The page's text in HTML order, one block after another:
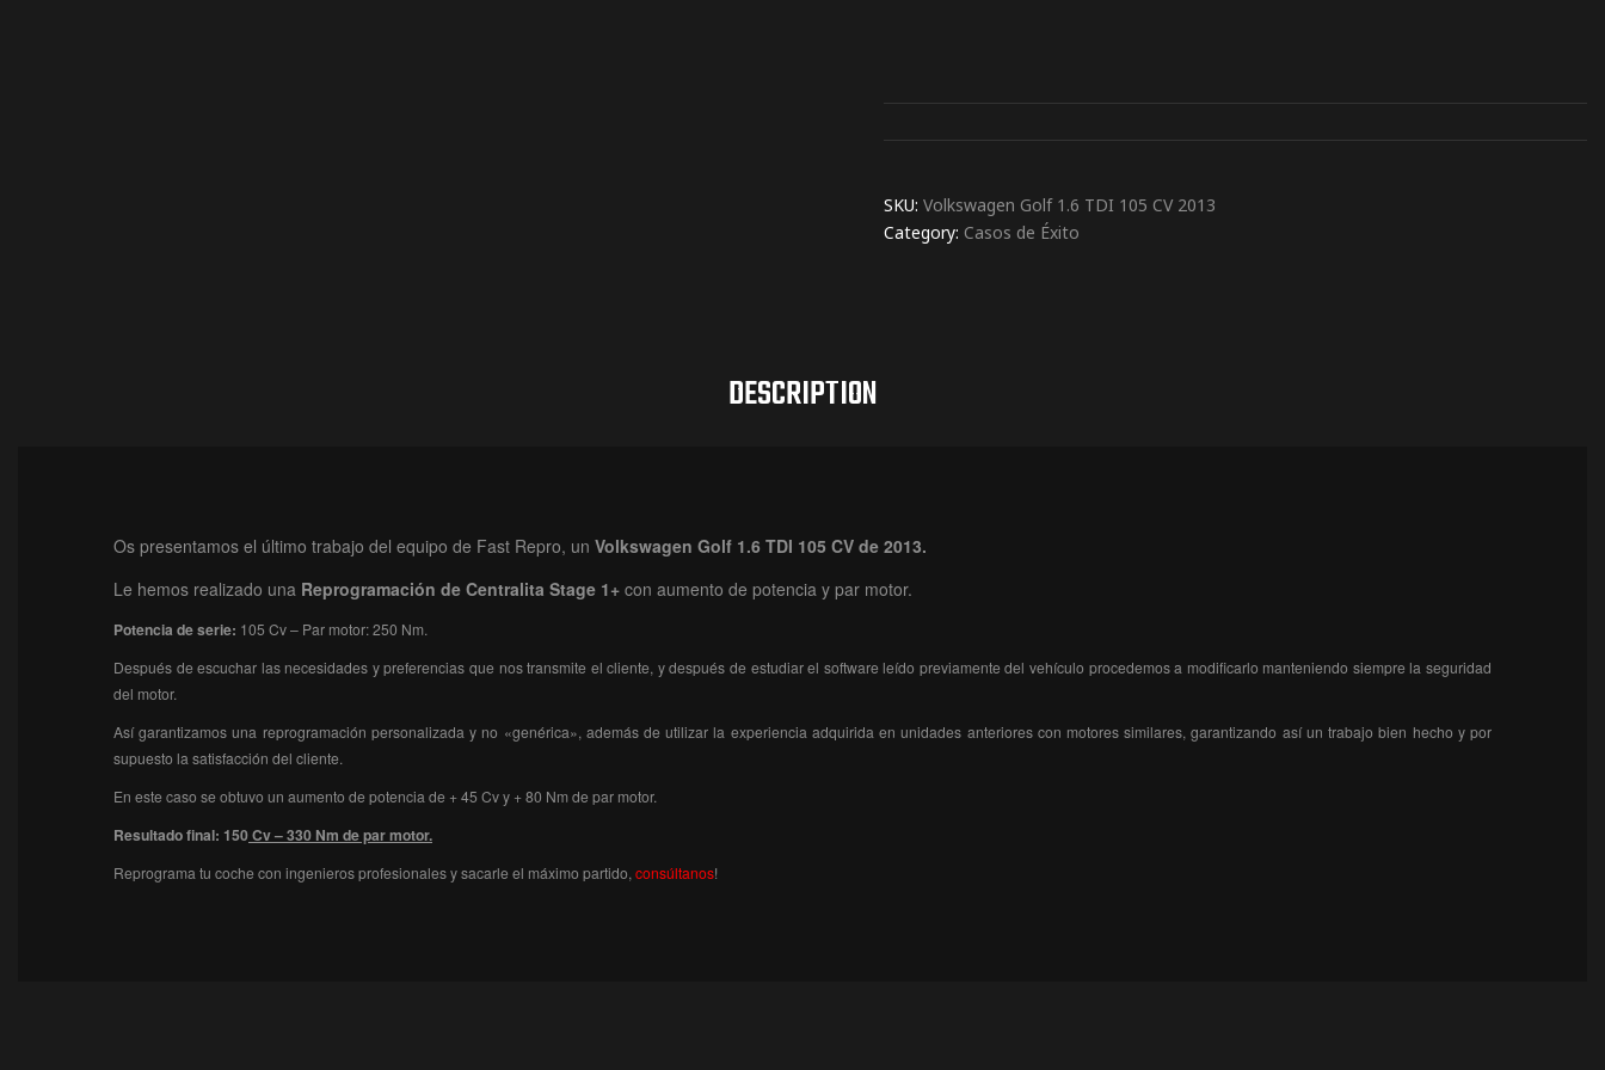
SKU:Volkswagen Golf 1.6 TDI 105 CV 2013
Category: Casos de Éxito
DESCRIPTION
Os presentamos el último trabajo del equipo de Fast Repro, un Volkswagen Golf 1.6 TDI 105 CV de 2013.
Le hemos realizado una Reprogramación de Centralita Stage 1+ con aumento de potencia y par motor.
Potencia de serie: 105 Cv – Par motor: 250 Nm.
Después de escuchar las necesidades y preferencias que nos transmite el cliente, y después de estudiar el software leído previamente del vehículo procedemos a modificarlo manteniendo siempre la seguridad
del motor.
Así garantizamos una reprogramación personalizada y no «genérica», además de utilizar la experiencia adquirida en unidades anteriores con motores similares, garantizando así un trabajo bien hecho y por
supuesto la satisfacción del cliente.
En este caso se obtuvo un aumento de potencia de + 45 Cv y + 80 Nm de par motor.
Resultado final: 150Cv – 330 Nm de par motor.
Reprograma tu coche con ingenieros profesionales y sacarle el máximo partido, consúltanos!